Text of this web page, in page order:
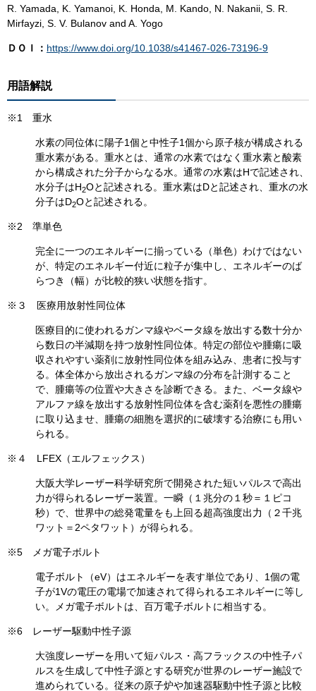
R. Yamada, K. Yamanoi, K. Honda, M. Kando, N. Nakanii, S. R.
Mirfayzi, S. V. Bulanov and A. Yogo
ＤＯＩ： https://www.doi.org/10.1038/s41467-026-73196-9
用語解説
※1 重水
水素の同位体に陽子1個と中性子1個から原子核が構成される
重水素がある。重水とは、通常の水素ではなく重水素と酸素
から構成された分子からなる水。通常の水素はHで記述され、
水分子はH2Oと記述される。重水素はDと記述され、重水の水
分子はD2Oと記述される。
※2 準単色
完全に一つのエネルギーに揃っている（単色）わけではない
が、特定のエネルギー付近に粒子が集中し、エネルギーのば
らつき（幅）が比較的狭い状態を指す。
※３ 医療用放射性同位体
医療目的に使われるガンマ線やベータ線を放出する数十分か
ら数日の半減期を持つ放射性同位体。特定の部位や腫瘍に吸
収されやすい薬剤に放射性同位体を組み込み、患者に投与す
る。体全体から放出されるガンマ線の分布を計測すること
で、腫瘍等の位置や大きさを診断できる。また、ベータ線や
アルファ線を放出する放射性同位体を含む薬剤を悪性の腫瘍
に取り込ませ、腫瘍の細胞を選択的に破壊する治療にも用い
られる。
※４ LFEX（エルフェックス）
大阪大学レーザー科学研究所で開発された短いパルスで高出
力が得られるレーザー装置。一瞬（１兆分の１秒＝１ピコ
秒）で、世界中の総発電量をも上回る超高強度出力（２千兆
ワット＝2ペタワット）が得られる。
※5 メガ電子ボルト
電子ボルト（eV）はエネルギーを表す単位であり、1個の電
子が1Vの電圧の電場で加速されて得られるエネルギーに等し
い。メガ電子ボルトは、百万電子ボルトに相当する。
※6 レーザー駆動中性子源
大強度レーザーを用いて短パルス・高フラックスの中性子パ
ルスを生成して中性子源とする研究が世界のレーザー施設で
進められている。従来の原子炉や加速器駆動中性子源と比較